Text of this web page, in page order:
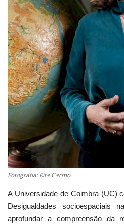
Lazer
Ambiente
Fotografia: Rita Carmo
A Universidade de Coimbra (UC)
Desigualdades socioespaciais
aprofundar a compreensão da